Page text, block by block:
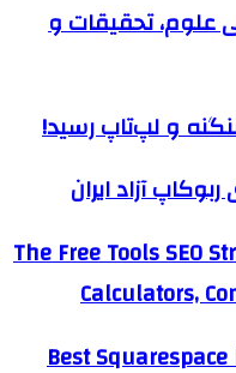
علوم، تحقیقات و
و لپ‌تاپ رسید!
آزاد ایران
The Free Tools SEO
Calculators,
21 Best